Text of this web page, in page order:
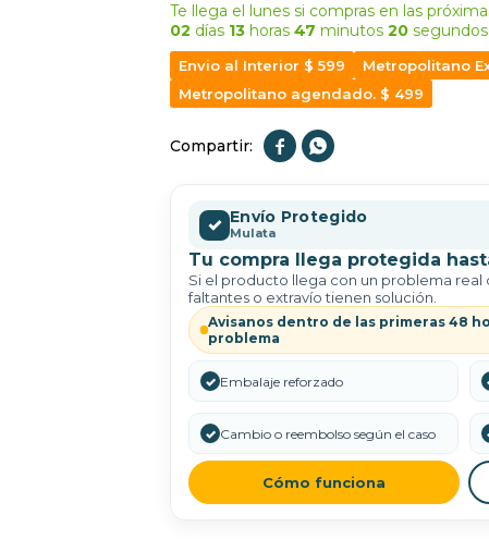
Te llega el lunes si compras en las
02 días 13 horas 47 minutos 19segundos
Envio al Interior $ 599
Metropolitano
Metropolitano agendado. $ 499
 
✓ Envío Protegido
Mulata
Tu compra llega protegida
Si el producto llega con un problema real
faltantes o extravío tienen solución.
Avisanos dentro de las primeras 48
problema
✓ Embalaje reforzado
✓ Cambio o reembolso según el caso
Cómo funciona